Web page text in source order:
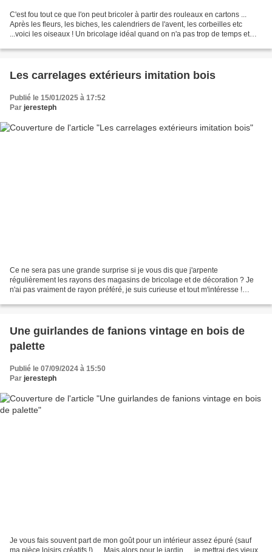
C'est fou tout ce que l'on peut bricoler à partir des rouleaux en cartons ...
Après les fleurs, les biches, les calendriers de l'avent, les corbeilles etc
...voici les oiseaux ! Un bricolage idéal quand on n'a pas trop de temps et
Les carrelages extérieurs imitation bois
Publié le 15/01/2025 à 17:52
Par jeresteph
Ce ne sera pas une grande surprise si je vous dis que j'arpente
régulièrement les rayons des magasins de bricolage et de décoration ? Je
n'ai pas vraiment de rayon préféré, je suis curieuse et tout m'intéresse !
Une guirlandes de fanions vintage en bois de
palette
Publié le 07/09/2024 à 15:50
Par jeresteph
Je vous fais souvent part de mon goût pour un intérieur assez épuré (sauf
ma pièce loisirs créatifs !) … Mais alors pour le jardin … je mettrai des vieux